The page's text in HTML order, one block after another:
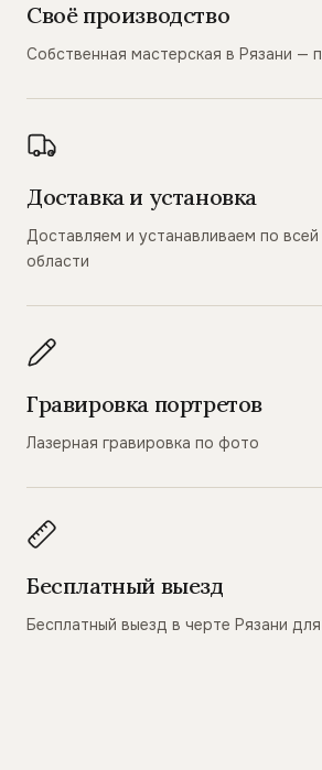
Своё производство
Собственная мастерская в Рязани —
Доставка и установка
Доставляем и устанавливаем по всей
области
Гравировка портретов
Лазерная гравировка по фото
Бесплатный выезд
Бесплатный выезд в черте Рязани